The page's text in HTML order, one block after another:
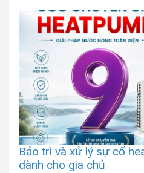
Bảo trì và xử lý sự cố
dành cho gia chủ